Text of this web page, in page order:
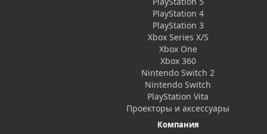
PlayStation 4
PlayStation 3
Xbox Series X/S
Xbox One
Xbox 360
Nintendo Switch 2
Nintendo Switch
PlayStation Vita
Проекторы и аксессуары
Компания